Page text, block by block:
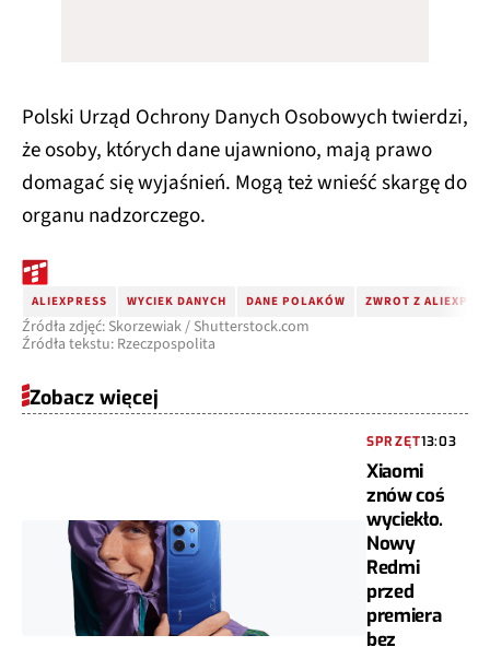
Polski Urząd Ochrony Danych Osobowych twierdzi,
że osoby, których dane ujawniono, mają prawo
domagać się wyjaśnień. Mogą też wnieść skargę do
organu nadzorczego.
ALIEXPRESS WYCIEK DANYCH DANE POLAKÓW ZWROT Z
Źródła zdjęć: Skorzewiak / Shutterstock.com
Źródła tekstu: Rzeczpospolita
Zobacz więcej
SPRZĘT13:03
Xiaomi
znów coś
wyciekło.
Nowy
Redmi
przed
premiera
bez